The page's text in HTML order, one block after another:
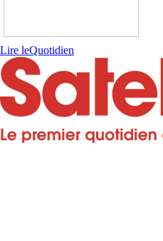
Lire leQuotidien